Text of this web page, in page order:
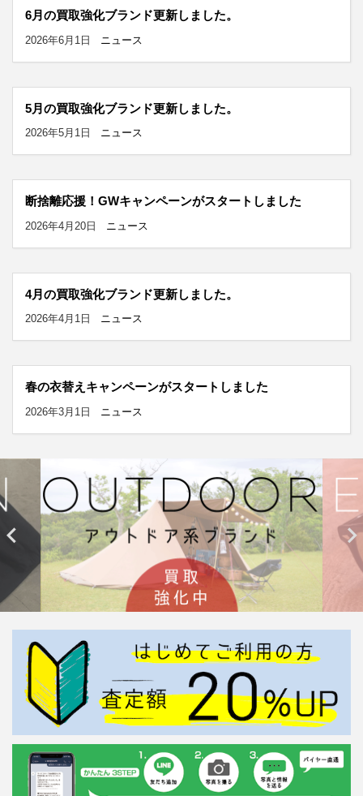
6月の買取強化ブランド更新しました。
2026年6月1日 ニュース
5月の買取強化ブランド更新しました。
2026年5月1日 ニュース
断捨離応援！GWキャンペーンがスタートしました
2026年4月20日 ニュース
4月の買取強化ブランド更新しました。
2026年4月1日 ニュース
春の衣替えキャンペーンがスタートしました
2026年3月1日 ニュース
 